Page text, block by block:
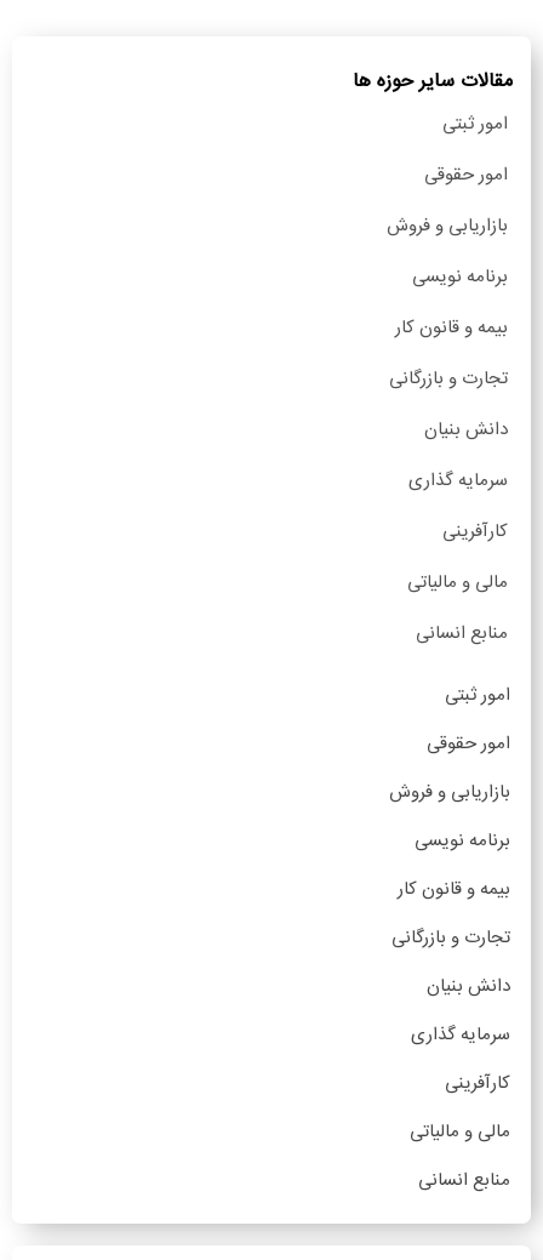
مقالات سایر حوزه ها
امور ثبتی
امور حقوقی
بازاریابی و فروش
برنامه نویسی
بیمه و قانون کار
تجارت و بازرگانی
دانش بنیان
سرمایه گذاری
کارآفرینی
مالی و مالیاتی
منابع انسانی
امور ثبتی
امور حقوقی
بازاریابی و فروش
برنامه نویسی
بیمه و قانون کار
تجارت و بازرگانی
دانش بنیان
سرمایه گذاری
کارآفرینی
مالی و مالیاتی
منابع انسانی